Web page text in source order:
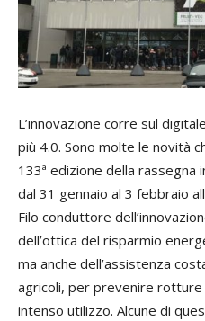
L’innovazione corre sul
più 4.0. Sono molte le novità
133ª edizione della rassegna
dal 31 gennaio al 3 febbraio
Filo conduttore
dell’ottica del risparmio
ma anche dell’assistenza
agricoli, per prevenire rotture
intenso utilizzo. Alcune di